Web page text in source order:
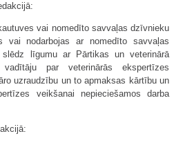
vai nomedīto savvaļas dzīvnieku
vai nodarbojas ar nomedīto savvaļas
līgumu ar Pārtikas un veterinārā
vadītāju par veterinārās ekspertīzes
uzraudzību un to apmaksas kārtību un
veikšanai nepieciešamos darba